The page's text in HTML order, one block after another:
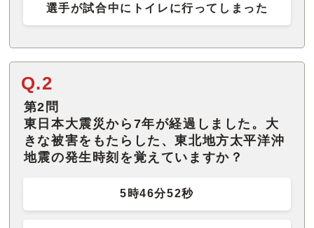
選手が試合中にトイレに行ってしまった
Q.2
第2問
東日本大震災から7年が経過しました。大
きな被害をもたらした、東北地方太平洋沖
地震の発生時刻を覚えていますか？
5時46分52秒